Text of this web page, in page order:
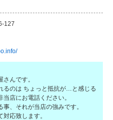
127
んです。
るのは ちょっと抵抗が…と感じる
店にお電話ください。
、それが当店の強みです。
応致します。